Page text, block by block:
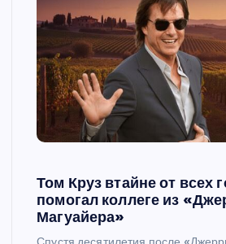
Том Круз втайне от всех
помогал коллеге из
Магуайера»